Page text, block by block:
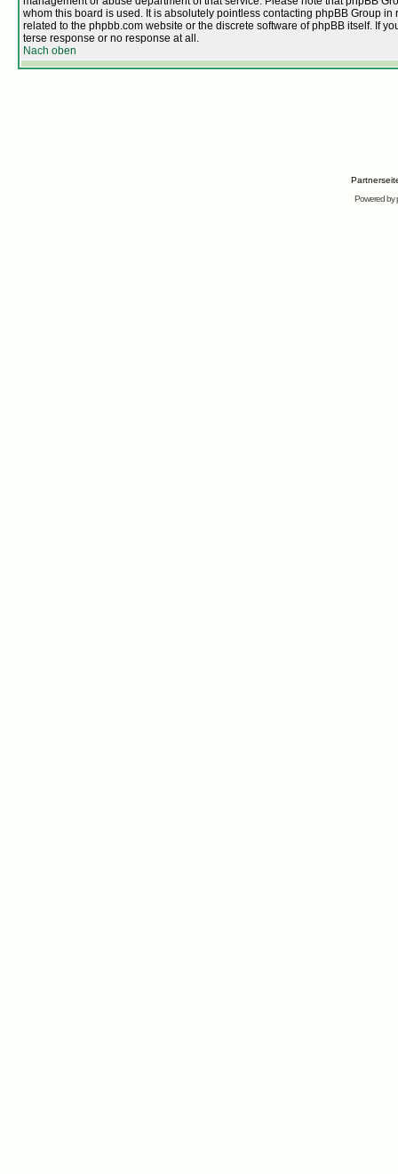
whom this board is used. It is absolutely pointless contacting phpBB Group
related to the phpbb.com website or the discrete software of phpBB itself. If
terse response or no response at all.
Nach oben
Powered by